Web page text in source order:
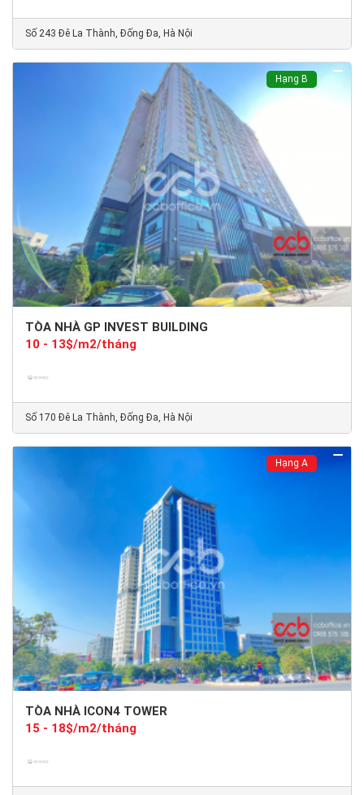
Số 243 Đê La Thành, Đống Đa, Hà Nội
Hạng B
TÒA NHÀ GP INVEST BUILDING
10 - 13$/m2/tháng
Số 170 Đê La Thành, Đống Đa, Hà Nội
Hạng A
TÒA NHÀ ICON4 TOWER
15 - 18$/m2/tháng